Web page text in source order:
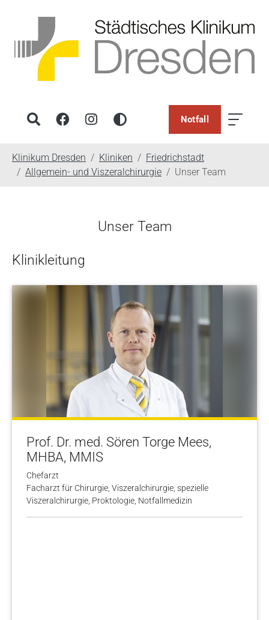
Notfall
Klinikum Dresden Kliniken
Friedrichstadt
Allgemein- und Viszeralchirurgie
Unser Team
Unser Team
Klinikleitung
Prof. Dr. med. Sören Torge Mees,
MHBA, MMIS
Chefarzt
Facharzt für Chirurgie, Viszeralchirurgie, spezielle
Viszeralchirurgie, Proktologie, Notfallmedizin